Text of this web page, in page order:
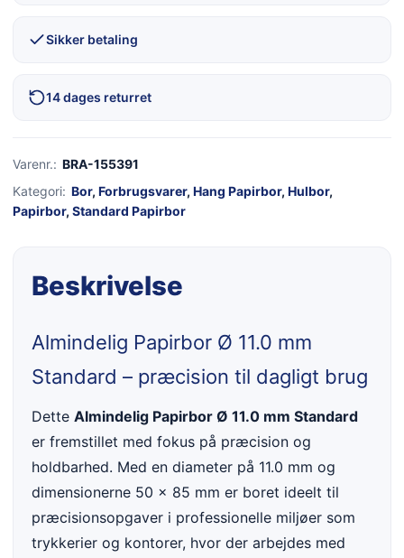
Sikker betaling
14 dages returret
Varenr.: BRA-155391
Kategori: Bor, Forbrugsvarer, Hang Papirbor, Hulbor,
Papirbor, Standard Papirbor
Beskrivelse
Almindelig Papirbor Ø 11.0 mm
Standard – præcision til dagligt brug
Dette Almindelig Papirbor Ø 11.0 mm Standard
er fremstillet med fokus på præcision og
holdbarhed. Med en diameter på 11.0 mm og
dimensionerne 50 x 85 mm er boret ideelt til
præcisionsopgaver i professionelle miljøer som
trykkerier og kontorer, hvor der arbejdes med